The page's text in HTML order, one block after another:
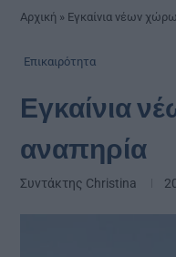
Αρχική » Εγκαίνια νέων
Επικαιρότητα
Εγκαίνια
αναπηρία
Συντάκτης Christina